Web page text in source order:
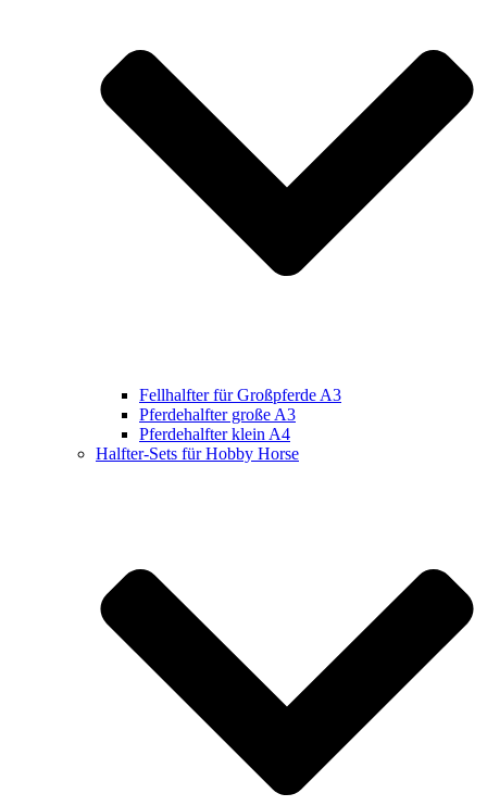
Fellhalfter für Großpferde A3
Pferdehalfter große A3
Pferdehalfter klein A4
Halfter-Sets für Hobby Horse